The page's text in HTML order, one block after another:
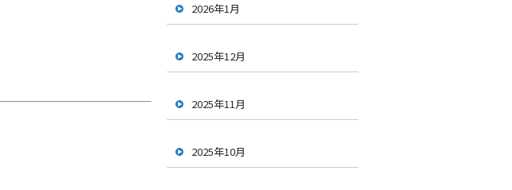
2026年1月
2025年12月
2025年11月
2025年10月